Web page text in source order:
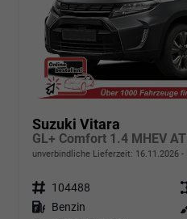
Suzuki Vitara
unverbindliche Lieferzeit: 16.11.2026
Fahrzeugnr. 104488
Kraftstoff Benzin